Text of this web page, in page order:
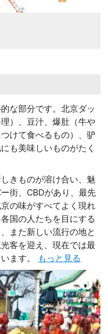
な部分です。北京ダッ
）、豆汁、爆肚（牛や
けて食べるもの）、驴
も美味しいものがたく
きものが溶け合い、魅
街、CBDがあり、最先
の味がすべてよく現れ
国の人たちを目にする
また新しい流行の地と
客を迎え、現在では最
ます。
もっと見る